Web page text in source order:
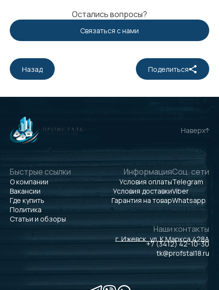
Остались вопросы?
Связаться с нами
Назад Поделиться
Наверх
Быстрые ссылки
О компании
Вакансии
Где купить
Политика
Статьи и обзоры
Информация
Условия оплаты
Условия доставки
Гарантия на товар
Соц. сети
Telegram
Viber
Whatsapp
Наши контакты
г. Ижевск, ул. К.Маркса 428А
+7 (3412) 42-10-30
tk@profstal18.ru